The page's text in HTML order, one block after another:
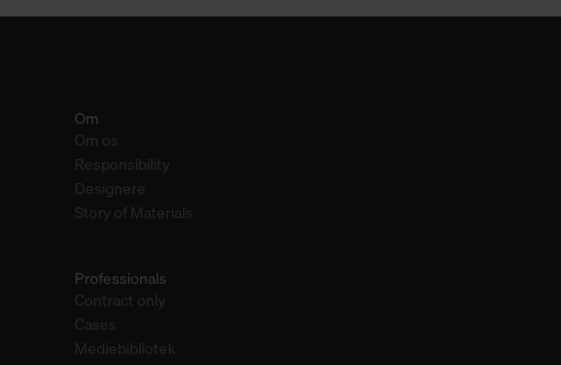
Om
Om os
Responsibility
Designere
Story of Materials
Professionals
Contract only
Cases
Mediebibliotek